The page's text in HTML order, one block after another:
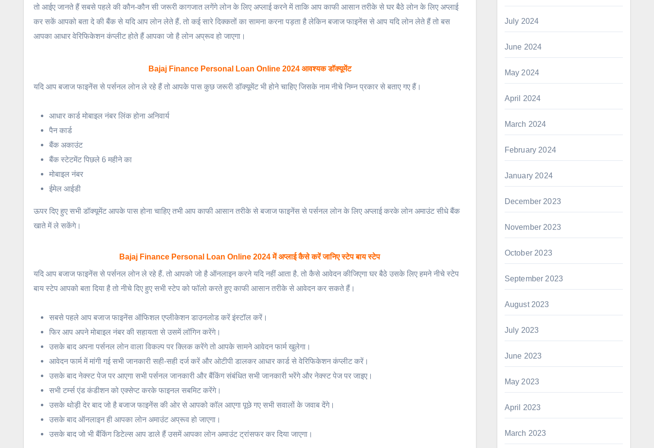
तो आईए जानते हैं सबसे पहले की कौन-कौन सी जरूरी कागजात लगेंगे लोन के लिए अप्लाई करने में ताकि आप काफी आसान तरीके से घर बैठे लोन के लिए अप्लाई
कर सकें आपको बता दे की बैंक से यदि आप लोन लेते हैं. तो कई सारे दिक्कतों का सामना करना पड़ता है लेकिन बजाज फाइनेंस से आप यदि लोन लेते हैं तो बस
आपका आधार वेरिफिकेशन कंप्लीट होते हैं आपका जो है लोन अप्रूव हो जाएगा।
Bajaj Finance Personal Loan Online 2024 आवश्यक डॉक्यूमेंट
यदि आप बजाज फाइनेंस से पर्सनल लोन ले रहे हैं तो आपके पास कुछ जरूरी डॉक्यूमेंट भी होने चाहिए जिसके नाम नीचे निम्न प्रकार से बताए गए हैं।
आधार कार्ड मोबाइल नंबर लिंक होना अनिवार्य
पैन कार्ड
बैंक अकाउंट
बैंक स्टेटमेंट पिछले 6 महीने का
मोबाइल नंबर
ईमेल आईडी
ऊपर दिए हुए सभी डॉक्यूमेंट आपके पास होना चाहिए तभी आप काफी आसान तरीके से बजाज फाइनेंस से पर्सनल लोन के लिए अप्लाई करके लोन अमाउंट सीधे बैंक
खाते में ले सकेंगे।
Bajaj Finance Personal Loan Online 2024 में अप्लाई कैसे करें जानिए स्टेप बाय स्टेप
यदि आप बजाज फाइनेंस से पर्सनल लोन ले रहे हैं. तो आपको जो है ऑनलाइन करने यदि नहीं आता है. तो कैसे आवेदन कीजिएगा घर बैठे उसके लिए हमने नीचे स्टेप
बाय स्टेप आपको बता दिया है तो नीचे दिए हुए सभी स्टेप को फॉलो करते हुए काफी आसान तरीके से आवेदन कर सकते हैं।
सबसे पहले आप बजाज फाइनेंस ऑफिशल एप्लीकेशन डाउनलोड करें इंस्टॉल करें।
फिर आप अपने मोबाइल नंबर की सहायता से उसमें लॉगिन करेंगे।
उसके बाद अपना पर्सनल लोन वाला विकल्प पर क्लिक करेंगे तो आपके सामने आवेदन फार्म खुलेगा।
आवेदन फार्म में मांगी गई सभी जानकारी सही-सही दर्ज करें और ओटीपी डालकर आधार कार्ड से वेरिफिकेशन कंप्लीट करें।
उसके बाद नेक्स्ट पेज पर आएगा सभी पर्सनल जानकारी और बैंकिंग संबंधित सभी जानकारी भरेंगे और नेक्स्ट पेज पर जाइए।
सभी टर्म्स एंड कंडीशन को एक्सेप्ट करके फाइनल सबमिट करेंगे।
उसके थोड़ी देर बाद जो है बजाज फाइनेंस की ओर से आपको कॉल आएगा पूछे गए सभी सवालों के जवाब देंगे।
उसके बाद ऑनलाइन ही आपका लोन अमाउंट अप्रूव हो जाएगा।
उसके बाद जो भी बैंकिंग डिटेल्स आप डाले हैं उसमें आपका लोन अमाउंट ट्रांसफर कर दिया जाएगा।
July 2024
June 2024
May 2024
April 2024
March 2024
February 2024
January 2024
December 2023
November 2023
October 2023
September 2023
August 2023
July 2023
June 2023
May 2023
April 2023
March 2023